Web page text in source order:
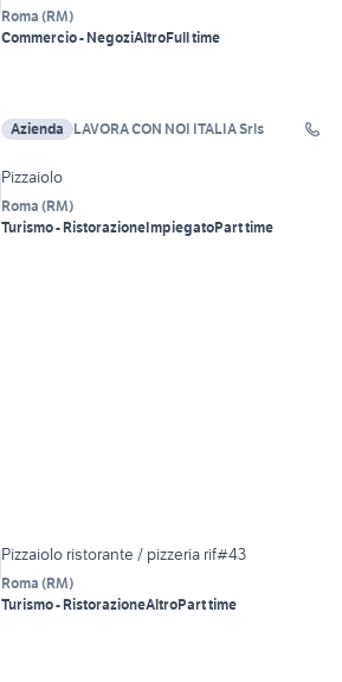
Roma (RM)
Commercio - NegoziAltroFull time
Azienda LAVORA CON NOI ITALIA Srls
Pizzaiolo
Roma (RM)
Turismo - RistorazioneImpiegatoPart time
Pizzaiolo ristorante / pizzeria rif#43
Roma (RM)
Turismo - RistorazioneAltroPart time